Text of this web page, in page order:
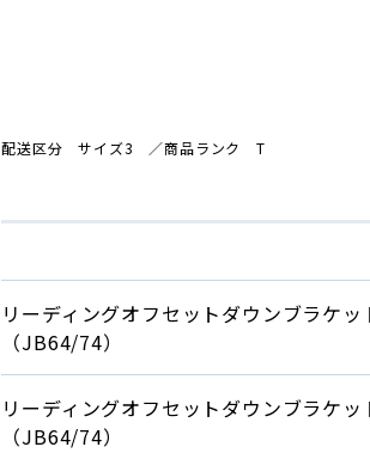
配送区分 サイズ3 ／商品ランク T
リーディングオフセットダウンブラケ
（JB64/74）
リーディングオフセットダウンブラケ
（JB64/74）